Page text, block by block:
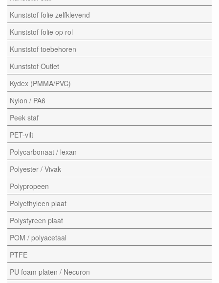
Kunststof folie zelfklevend
Kunststof folie op rol
Kunststof toebehoren
Kunststof Outlet
Kydex (PMMA/PVC)
Nylon / PA6
Peek staf
PET-vilt
Polycarbonaat / lexan
Polyester / Vivak
Polypropeen
Polyethyleen plaat
Polystyreen plaat
POM / polyacetaal
PTFE
PU foam platen / Necuron